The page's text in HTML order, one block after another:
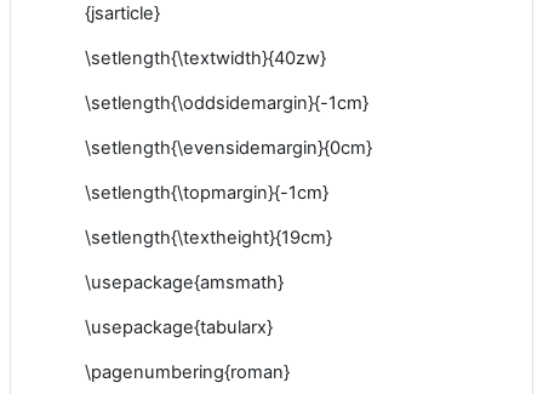
{jsarticle}
\setlength{\textwidth}{40zw}
\setlength{\oddsidemargin}{-1cm}
\setlength{\evensidemargin}{0cm}
\setlength{\topmargin}{-1cm}
\setlength{\textheight}{19cm}
\usepackage{amsmath}
\usepackage{tabularx}
\pagenumbering{roman}